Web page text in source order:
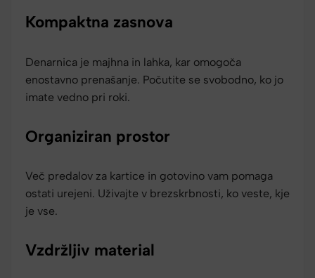
Kompaktna zasnova
Denarnica je majhna in lahka, kar omogoča
enostavno prenašanje. Počutite se svobodno, ko jo
imate vedno pri roki.
Organiziran prostor
Več predalov za kartice in gotovino vam pomaga
ostati urejeni. Uživajte v brezskrbnosti, ko veste, kje
je vse.
Vzdržljiv material